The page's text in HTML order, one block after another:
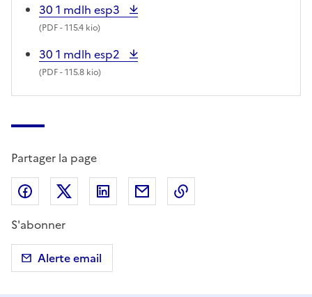
30 1 mdlh esp3
(PDF- 115.4 kio)
30 1 mdlh esp2
(PDF- 115.8 kio)
Partager la page
Partager sur Facebook
Partager sur X (anciennement Twitter)
Partager sur LinkedIn
Partager par email
S'abonner
Alerte email